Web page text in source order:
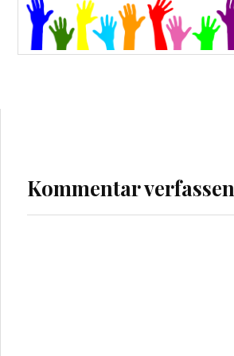
Kommentar verfassen